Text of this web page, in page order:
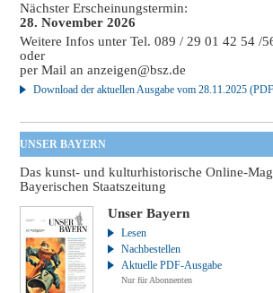
Nächster Erscheinungstermin:
28. November 2026
Weitere Infos unter Tel. 089 / 29 01 42 54 /
oder
per Mail ananzeigen@bsz.de
Download der aktuellen Ausgabe vom 28.11.2025
UNSER BAYERN
Das kunst- und kulturhistorische Online-
Bayerischen Staatszeitung
Unser Bayern
Lesen
Nachbestellen
Aktuelle PDF-Ausgabe
Nur für Abonnenten